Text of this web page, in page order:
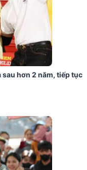
sau hơn 2 năm, tiếp tục